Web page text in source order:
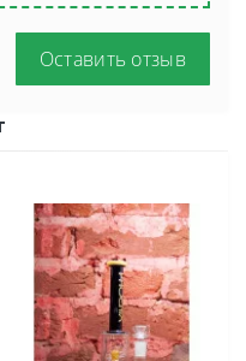
Оставить отзыв